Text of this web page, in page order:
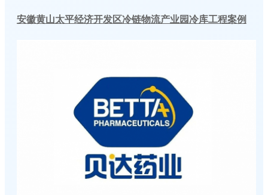
安徽黄山太平经济开发区冷链物流产业园冷库工程案例